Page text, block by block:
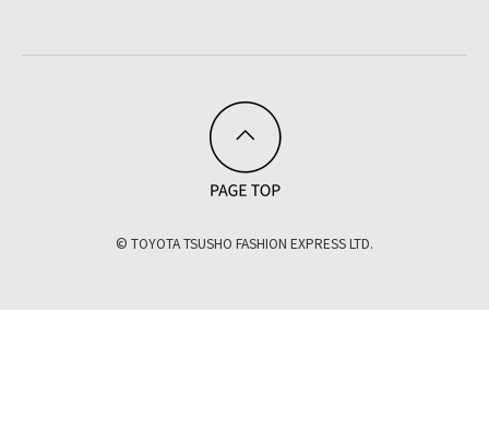
© TOYOTA TSUSHO FASHION EXPRESS LTD.